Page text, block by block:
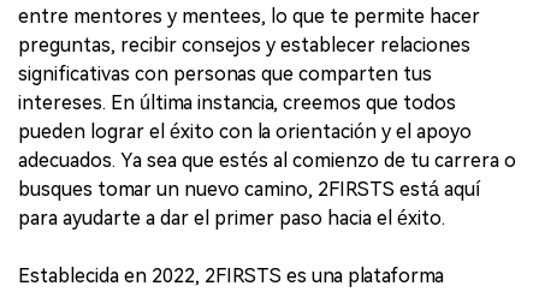
entre mentores y mentees, lo que te permite hacer
preguntas, recibir consejos y establecer relaciones
significativas con personas que comparten tus
intereses. En última instancia, creemos que todos
pueden lograr el éxito con la orientación y el apoyo
adecuados. Ya sea que estés al comienzo de tu carrera o
busques tomar un nuevo camino, 2FIRSTS está aquí
para ayudarte a dar el primer paso hacia el éxito.
Establecida en 2022, 2FIRSTS es una plataforma